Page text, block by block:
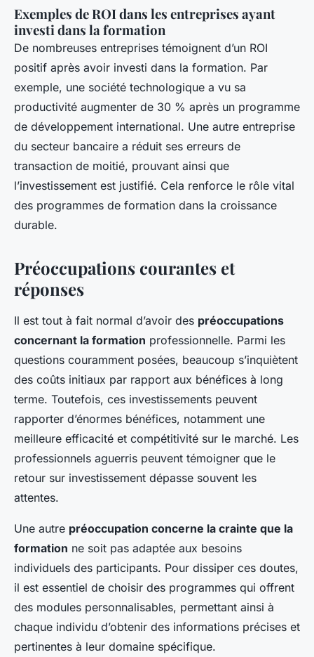
Exemples de ROI dans les entreprises ayant
investi dans la formation
De nombreuses entreprises témoignent d’un ROI
positif après avoir investi dans la formation. Par
exemple, une société technologique a vu sa
productivité augmenter de 30 % après un programme
de développement international. Une autre entreprise
du secteur bancaire a réduit ses erreurs de
transaction de moitié, prouvant ainsi que
l’investissement est justifié. Cela renforce le rôle vital
des programmes de formation dans la croissance
durable.
Préoccupations courantes et
réponses
Il est tout à fait normal d’avoir des préoccupations
concernant la formation professionnelle. Parmi les
questions couramment posées, beaucoup s’inquiètent
des coûts initiaux par rapport aux bénéfices à long
terme. Toutefois, ces investissements peuvent
rapporter d’énormes bénéfices, notamment une
meilleure efficacité et compétitivité sur le marché. Les
professionnels aguerris peuvent témoigner que le
retour sur investissement dépasse souvent les
attentes.
Une autre préoccupation concerne la crainte que la
formation ne soit pas adaptée aux besoins
individuels des participants. Pour dissiper ces doutes,
il est essentiel de choisir des programmes qui offrent
des modules personnalisables, permettant ainsi à
chaque individu d’obtenir des informations précises et
pertinentes à leur domaine spécifique.